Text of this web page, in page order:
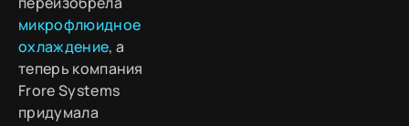
микрофлюидное
охлаждение, а
теперь компания
Frore Systems
придумала